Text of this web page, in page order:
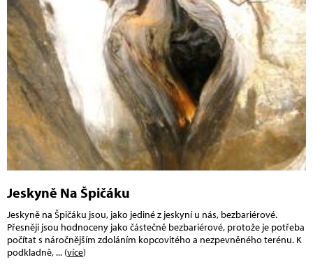
Jeskyně Na Špičáku
Jeskyně na Špičáku jsou, jako jediné z jeskyní u nás, bezbariérové.
Přesněji jsou hodnoceny jako částečně bezbariérové, protože je potřeba
počítat s náročnějším zdoláním kopcovitého a nezpevněného terénu. K
podkladně,... (více)